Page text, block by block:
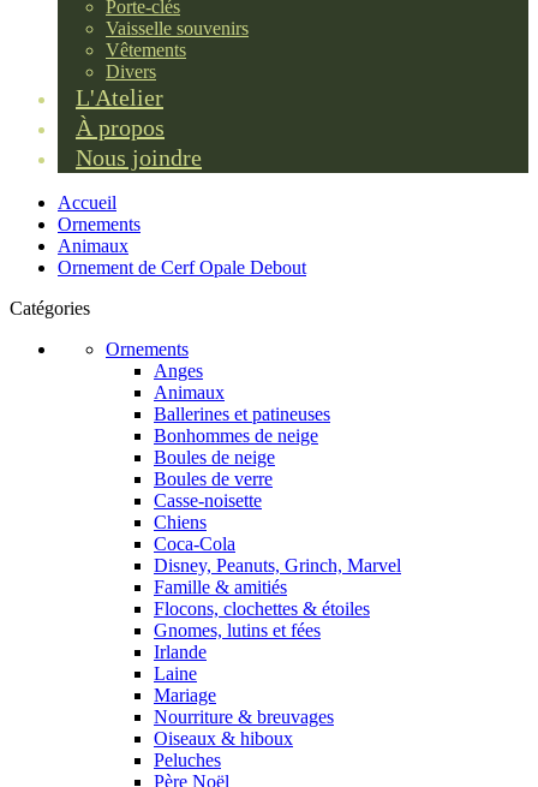
Porte-clés
Vaisselle souvenirs
Vêtements
Divers
L'Atelier
À propos
Nous joindre
Accueil
Ornements
Animaux
Ornement de Cerf Opale Debout
Catégories
Ornements
Anges
Animaux
Ballerines et patineuses
Bonhommes de neige
Boules de neige
Boules de verre
Casse-noisette
Chiens
Coca-Cola
Disney, Peanuts, Grinch, Marvel
Famille & amitiés
Flocons, clochettes & étoiles
Gnomes, lutins et fées
Irlande
Laine
Mariage
Nourriture & breuvages
Oiseaux & hiboux
Peluches
Père Noël